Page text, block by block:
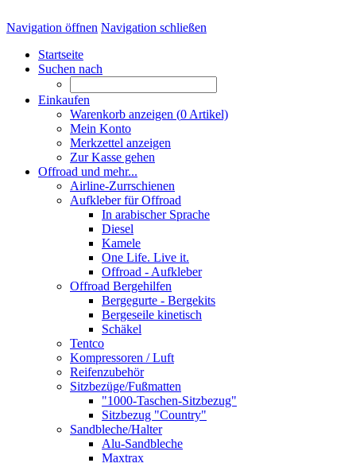
Navigation öffnen Navigation schließen
Startseite
Suchen nach
Einkaufen
Warenkorb anzeigen (0 Artikel)
Mein Konto
Merkzettel anzeigen
Zur Kasse gehen
Offroad und mehr...
Airline-Zurrschienen
Aufkleber für Offroad
In arabischer Sprache
Diesel
Kamele
One Life. Live it.
Offroad - Aufkleber
Offroad Bergehilfen
Bergegurte - Bergekits
Bergeseile kinetisch
Schäkel
Tentco
Kompressoren / Luft
Reifenzubehör
Sitzbezüge/Fußmatten
"1000-Taschen-Sitzbezug"
Sitzbezug "Country"
Sandbleche/Halter
Alu-Sandbleche
Maxtrax